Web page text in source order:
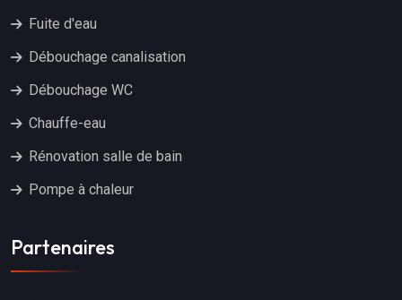
Fuite d'eau
Débouchage canalisation
Débouchage WC
Chauffe-eau
Rénovation salle de bain
Pompe à chaleur
Partenaires